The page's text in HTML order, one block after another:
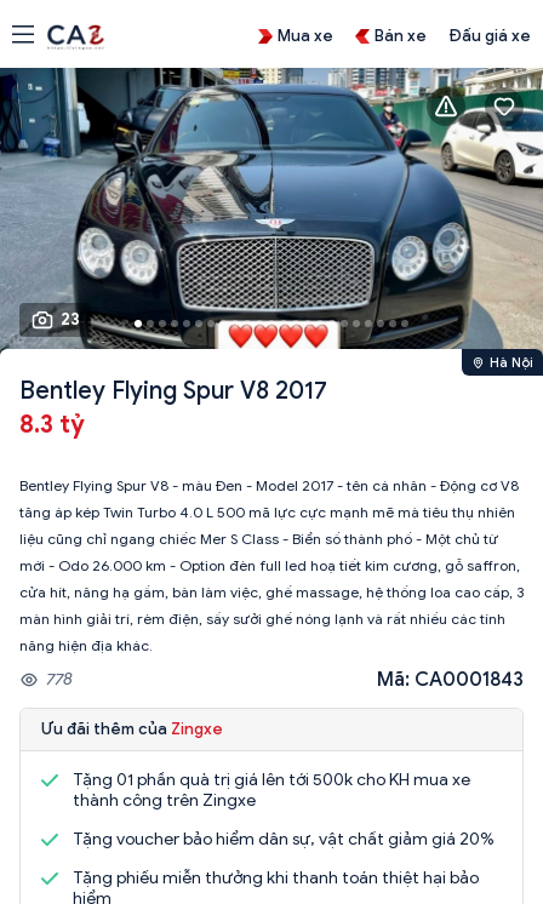
Mua xe Bán xe Đấu giá xe
23
Hà Nội
Bentley Flying Spur V8 2017
8.3 tỷ
Bentley Flying Spur V8 - màu Đen - Model 2017 - tên cá nhân - Động cơ V8
tăng áp kép Twin Turbo 4.0 L 500 mã lực cực mạnh mẽ mà tiêu thụ nhiên
liệu cũng chỉ ngang chiếc Mer S Class - Biển số thành phố - Một chủ từ
mới - Odo 26.000 km - Option đèn full led hoạ tiết kim cương, gỗ saffron,
cửa hít, nâng hạ gầm, bàn làm việc, ghế massage, hệ thống loa cao cấp, 3
màn hình giải trí, rèm điện, sấy sưởi ghế nóng lạnh và rất nhiều các tính
năng hiện địa khác.
778 Mã: CA0001843
Ưu đãi thêm của Zingxe
Tặng 01 phần quà trị giá lên tới 500k cho KH mua xe
thành công trên Zingxe
Tặng voucher bảo hiểm dân sự, vật chất giảm giá 20%
Tặng phiếu miễn thưởng khi thanh toán thiệt hại bảo
hiểm